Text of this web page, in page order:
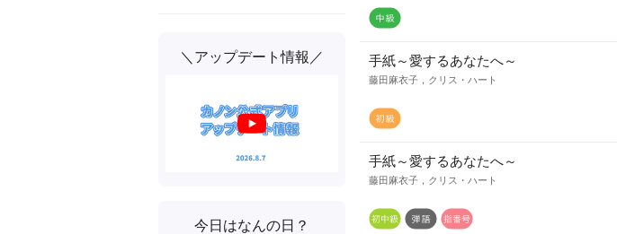
＼アップデート情報／
今日はなんの日？
手紙～愛するあなたへ～
藤田麻衣子，クリス・ハート
手紙～愛するあなたへ～
藤田麻衣子，クリス・ハート